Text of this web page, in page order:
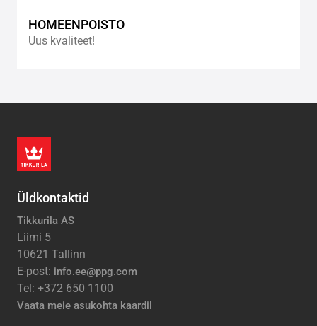
HOMEENPOISTO
Uus kvaliteet!
Üldkontaktid
Tikkurila AS
Liimi 5
10621 Tallinn
E-post: info.ee@ppg.com
Tel: +372 650 1100
Vaata meie asukohta kaardil